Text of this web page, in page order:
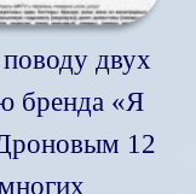
двух
бренда «Я
12